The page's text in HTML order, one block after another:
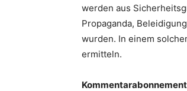
werden aus
Propaganda,
wurden. In einem
ermitteln.
Kommentarabonnement